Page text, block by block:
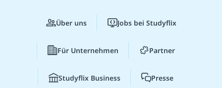
Über uns Jobs bei Studyflix
Für Unternehmen Partner
Studyflix Business Presse